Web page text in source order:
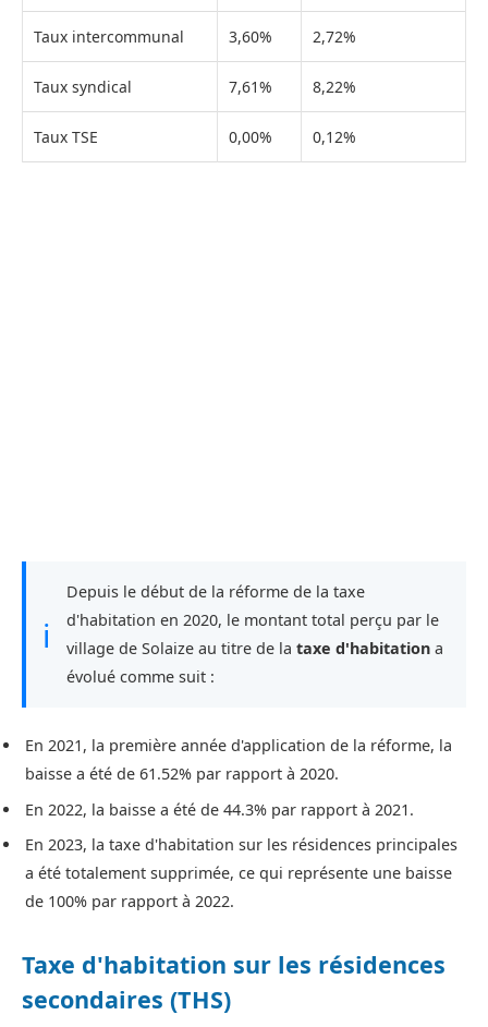
Taux intercommunal 3,60% 2,72%
Taux syndical 7,61% 8,22%
Taux TSE 0,00% 0,12%
ℹ
Depuis le début de la réforme de la taxe
d'habitation en 2020, le montant total perçu par le
village de Solaize au titre de la taxe d'habitation a
évolué comme suit :
En 2021, la première année d'application de la réforme, la
baisse a été de 61.52% par rapport à 2020.
En 2022, la baisse a été de 44.3% par rapport à 2021.
En 2023, la taxe d'habitation sur les résidences principales
a été totalement supprimée, ce qui représente une baisse
de 100% par rapport à 2022.
Taxe d'habitation sur les résidences
secondaires (THS)